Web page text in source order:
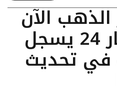
الذهب الآن
في مصر: عيار 24 يسجل
في تحديث